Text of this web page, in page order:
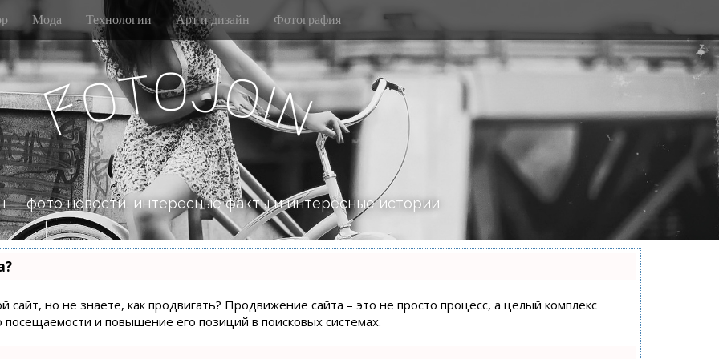
Мода Технологии Арт и дизайн Фотография
FotoJoi
n
— фото новости, интересные факты и интересные истории
сайт, но не знаете, как продвигать? Продвижение сайта – это не просто процесс, а целый комплекс
и повышение его позиций в поисковых системах.